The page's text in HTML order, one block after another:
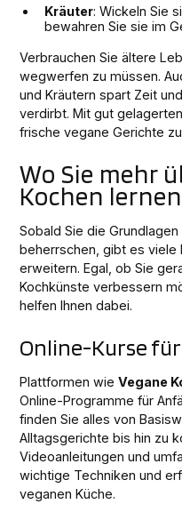
Kräuter: Wickeln Sie
bewahren Sie sie im
Verbrauchen Sie ältere
wegwerfen zu müssen.
und Kräutern spart Zeit
verdirbt. Mit gut
frische vegane Gerichte
Wo Sie mehr
Kochen
Sobald Sie die
beherrschen, gibt es viele
erweitern. Egal, ob Sie
Kochkünste verbessern
helfen Ihnen dabei.
Online-Kurse
Plattformen wieVegane
Online-Programme für
finden Sie alles von
Alltagsgerichte bis hin zu
Videoanleitungen und
wichtige Techniken und
veganen Küche.